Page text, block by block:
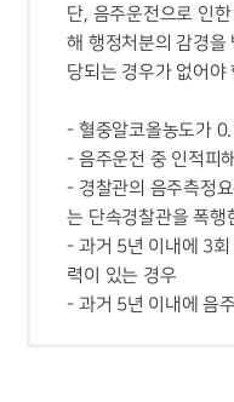
단, 음주운전으로 인
해 행정처분의 감경을
- 혈중알코올농도가
- 음주운전 중 인적피
- 경찰관의 음주측정
는 단속경찰관을 폭행
- 과거 5년 이내에 3회
력이 있는 경우
- 과거 5년 이내에 음